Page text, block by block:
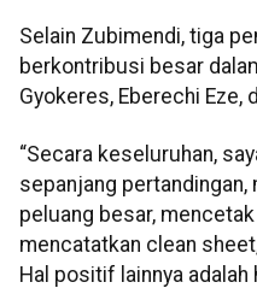
Selain Zubimendi, tiga
berkontribusi besar
Gyokeres, Eberechi Eze,
“Secara keseluruhan,
sepanjang
peluang besar,
mencatatkan clean
Hal positif lainnya adalah